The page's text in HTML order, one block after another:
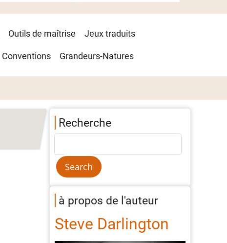
Outils de maîtrise Jeux traduits
Conventions Grandeurs-Natures
Recherche
à propos de l'auteur
Steve Darlington